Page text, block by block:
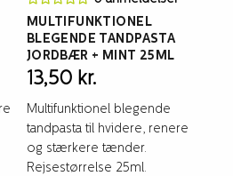
MULTIFUNKTIONEL
BLEGENDE TANDPASTA
JORDBÆR + MINT 25ML
13,50 kr.
Multifunktionel blegende
tandpasta til hvidere, renere
og stærkere tænder.
Rejsestørrelse 25ml.